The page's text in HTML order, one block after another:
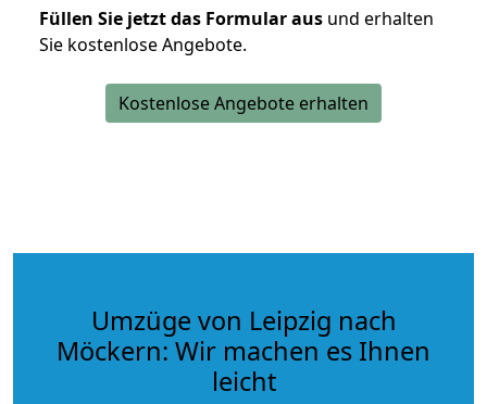
Füllen Sie jetzt das Formular aus und erhalten
Sie kostenlose Angebote.
Kostenlose Angebote erhalten
Umzüge von Leipzig nach
Möckern: Wir machen es Ihnen
leicht